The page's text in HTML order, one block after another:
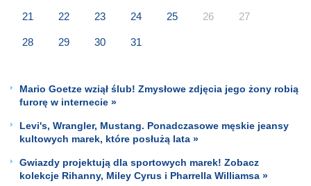
21 22 23 24 25 26 27
28 29 30 31
Mario Goetze wziął ślub! Zmysłowe zdjęcia jego żony robią
furorę w internecie »
Levi's, Wrangler, Mustang. Ponadczasowe męskie jeansy
kultowych marek, które posłużą lata »
Gwiazdy projektują dla sportowych marek! Zobacz
kolekcje Rihanny, Miley Cyrus i Pharrella Williamsa »